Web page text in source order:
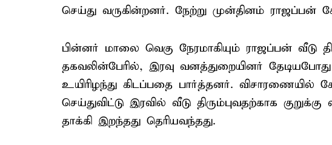
செய்து வருகின்றனர். நேற்று முன்தினம் ராஜப்பன்
பின்னர் மாலை வெகு நேரமாகியும் ராஜப்பன் வீடு
தகவலின்பேரில், இரவு வனத்துறையினர் தேடியபோது
உயிரிழந்து கிடப்பதை பார்த்தனர். விசாரணையில்
செய்துவிட்டு இரவில் வீடு திரும்புவதற்காக
தாக்கி இறந்தது தெரியவந்தது.